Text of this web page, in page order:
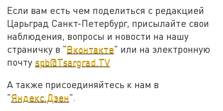
Если вам есть чем поделиться с редакцией
Царьград Санкт-Петербург, присылайте свои
наблюдения, вопросы и новости на нашу
страничку в "Вконтакте" или на электронную
почту spb@Tsargrad.TV
А также присоединяйтесь к нам в
"Яндекс.Дзен".